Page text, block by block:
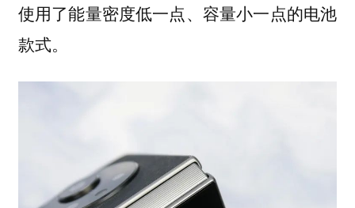
使用了能量密度低一点、容量小一点的电池
款式。